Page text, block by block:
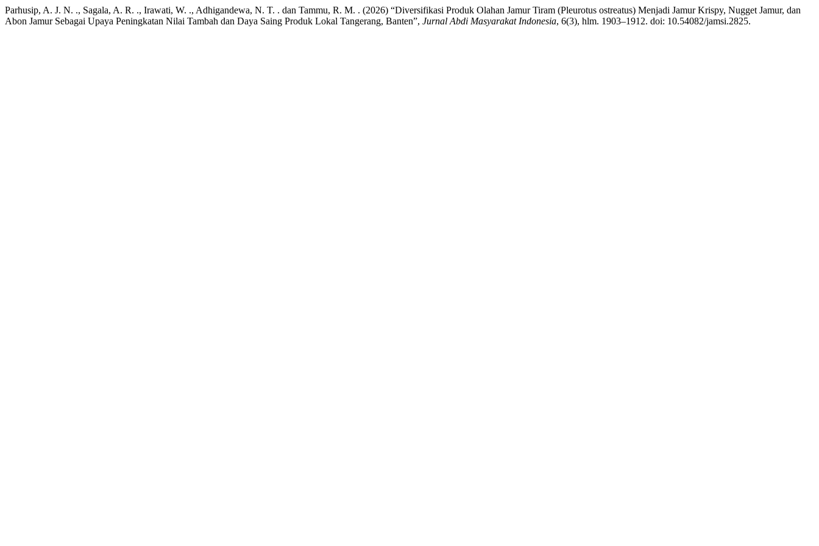
Parhusip, A. J. N. ., Sagala, A. R. ., Irawati, W. ., Adhigandewa, N. T. . dan Tammu, R. M. . (2026) “Diversifikasi Produk Olahan Jamur Tiram (Pleurotus ostreatus) Menjadi Jamur Krispy, Nugget Jamur, dan
Abon Jamur Sebagai Upaya Peningkatan Nilai Tambah dan Daya Saing Produk Lokal Tangerang, Banten”, Jurnal Abdi Masyarakat Indonesia, 6(3), hlm. 1903–1912. doi: 10.54082/jamsi.2825.